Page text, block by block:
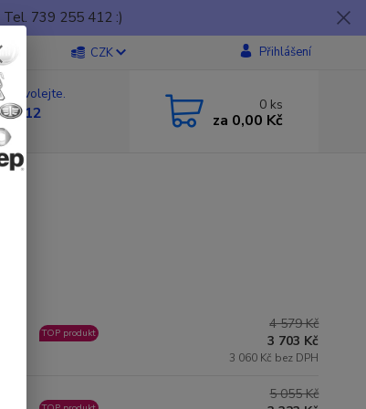
739 255 412 :)
CZK Přihlášení
Zavolejte.
0 ks
za 0,00 Kč
TOP produkt
4 579 Kč
3 703 Kč
3 060 Kč bez DPH
5 055 Kč